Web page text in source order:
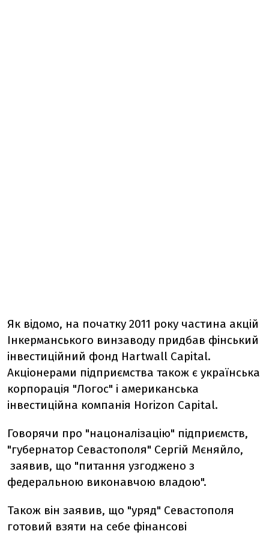
Як відомо, на початку 2011 року частина акцій
Інкерманського винзаводу придбав фінський
інвестиційний фонд Hartwall Capital.
Акціонерами підприємства також є українська
корпорація "Логос" і американська
інвестиційна компанія Horizon Capital.
Говорячи про "нацоналізацію" підприємств,
"губернатор Севастополя" Сергій Мєняйло,
заявив, що "питання узгоджено з
федеральною виконавчою владою".
Також він заявив, що "уряд" Севастополя
готовий взяти на себе фінансові